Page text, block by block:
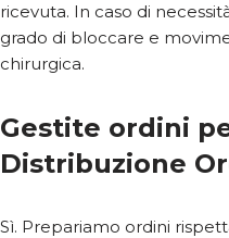
ricevuta. In caso di
grado di bloccare e
chirurgica.
Gestite ordini
Distribuzione
Sì. Prepariamo ordini